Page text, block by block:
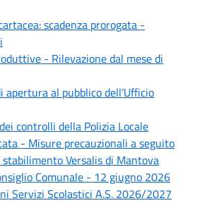
scadenza prorogata -
- Rilevazione dal mese di
apertura al pubblico dell’Ufficio
controlli della Polizia Locale
- Misure precauzionali a seguito
Versalis di Mantova
Comunale - 12 giugno 2026
Servizi Scolastici A.S. 2026/2027